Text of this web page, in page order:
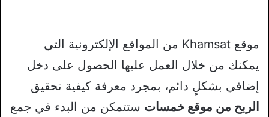
موقع Khamsat من المواقع الإلكترونية التي
يمكنك من خلال العمل عليها الحصول على دخل
إضافي بشكلٍ دائم، بمجرد معرفة كيفية تحقيق
الربح من موقع خمسات ستتمكن من البدء في جمع